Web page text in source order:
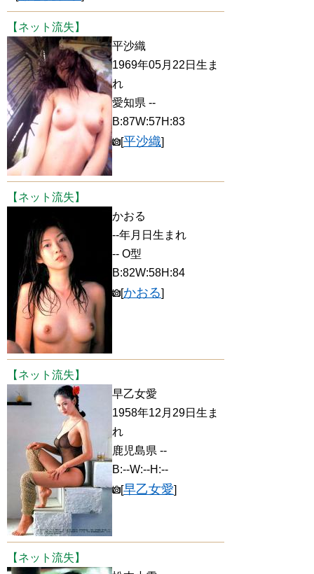
【ネット流失】
平沙織
1969年05月22日生ま
れ
愛知県 --
B:87W:57H:83
[平沙織]
【ネット流失】
かおる
--年月日生まれ
-- O型
B:82W:58H:84
[かおる]
【ネット流失】
早乙女愛
1958年12月29日生ま
れ
鹿児島県 --
B:--W:--H:--
[早乙女愛]
【ネット流失】